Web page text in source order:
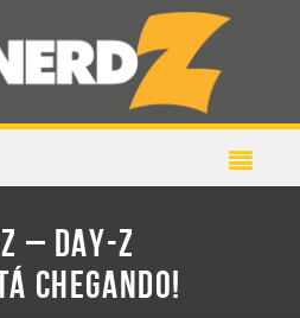
– DAY-Z
CHEGANDO!